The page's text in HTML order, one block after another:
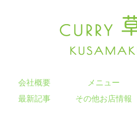
会社概要 メニュー
最新記事
その他お店情報